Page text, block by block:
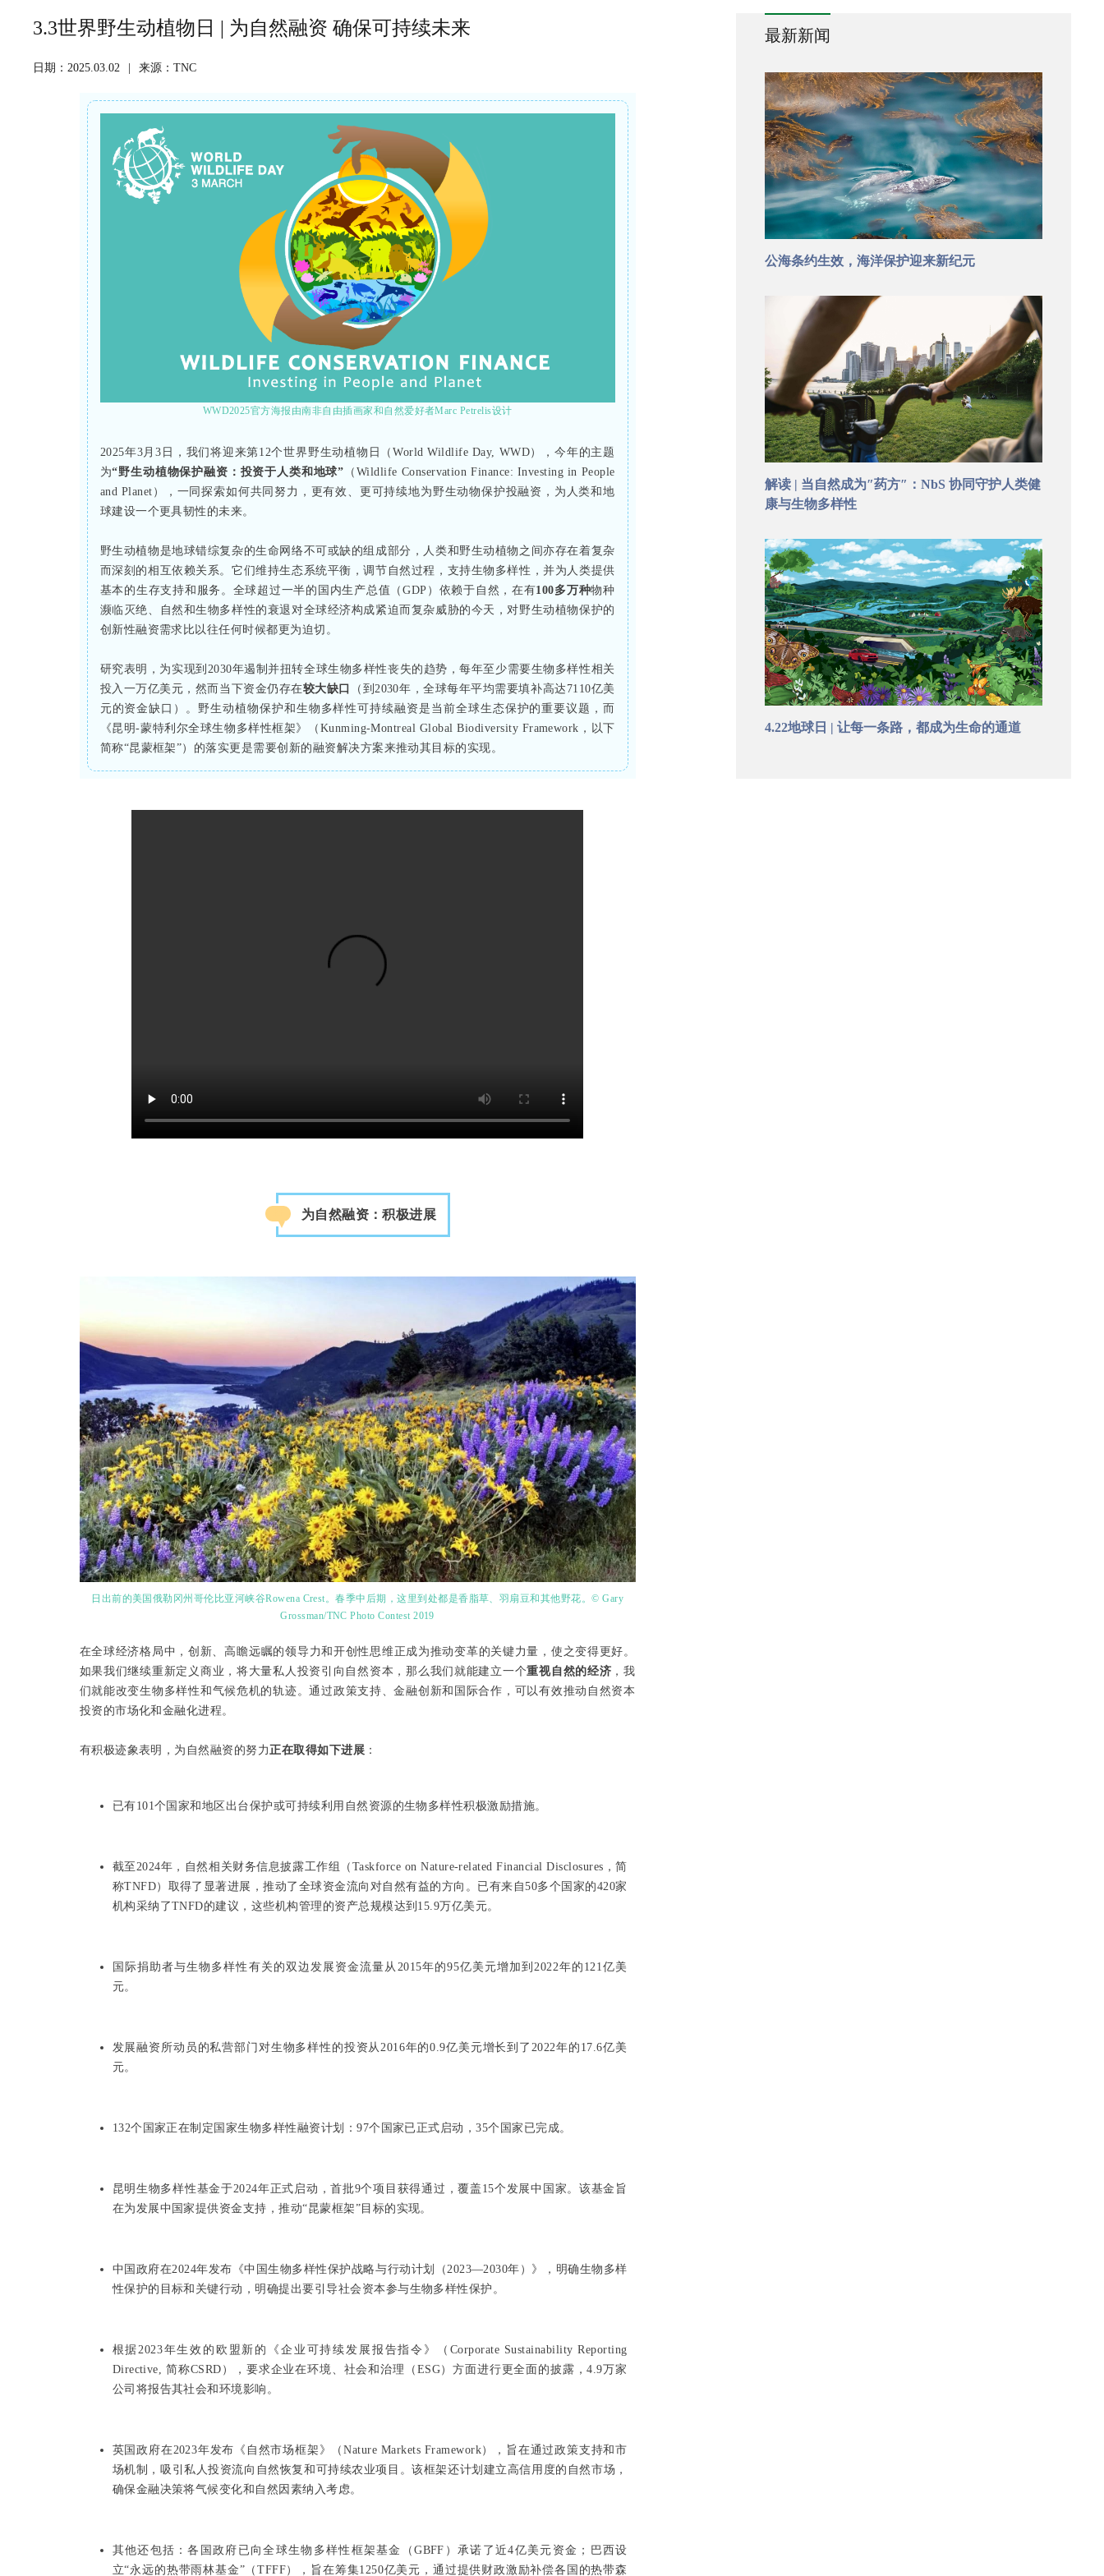
3.3世界野生动植物日 | 为自然融资 确保可持续未来
日期：2025.03.02 | 来源：TNC
WWD2025官方海报由南非自由插画家和自然爱好者Marc Petrelis设计
2025年3月3日，我们将迎来第12个世界野生动植物日（World Wildlife Day, WWD），今年的主题
为“野生动植物保护融资：投资于人类和地球” （Wildlife Conservation Finance: Investing in People
and Planet），一同探索如何共同努力，更有效、更可持续地为野生动物保护投融资，为人类和地
球建设一个更具韧性的未来。
野生动植物是地球错综复杂的生命网络不可或缺的组成部分，人类和野生动植物之间亦存在着复杂
而深刻的相互依赖关系。它们维持生态系统平衡，调节自然过程，支持生物多样性，并为人类提供
基本的生存支持和服务。全球超过一半的国内生产总值（GDP）依赖于自然，在有100多万种物种
濒临灭绝、自然和生物多样性的衰退对全球经济构成紧迫而复杂威胁的今天，对野生动植物保护的
创新性融资需求比以往任何时候都更为迫切。
研究表明，为实现到2030年遏制并扭转全球生物多样性丧失的趋势，每年至少需要生物多样性相关
投入一万亿美元，然而当下资金仍存在较大缺口
（到2030年，全球每年平均需要填补高达7110亿美
元的资金缺口）。野生动植物保护和生物多样性可持续融资是当前全球生态保护的重要议题，而
《昆明-蒙特利尔全球生物多样性框架》（Kunming-Montreal Global Biodiversity Framework，以下
简称“昆蒙框架”）的落实更是需要创新的融资解决方案来推动其目标的实现。
为自然融资：积极进展
日出前的美国俄勒冈州哥伦比亚河峡谷Rowena Crest。春季中后期，这里到处都是香脂草、羽扇豆和其他野花。© Gary
Grossman/TNC Photo Contest 2019
在全球经济格局中，创新、‌高瞻远瞩‌的领导力和开创性思维正成为推动变革的关键力量，使之变得更好。
如果我们继续重新定义商业，将大量私人投资引向自然资本，那么我们就能建立一个重视自然的经济 ，我
们就能改变生物多样性和气候危机的轨迹。通过政策支持、金融创新和国际合作，可以有效推动自然资本
投资的市场化和金融化进程。
有积极迹象表明，为自然融资的努力正在取得如下进展 ：
已有101个国家和地区出台保护或可持续利用自然资源的生物多样性积极激励措施。
截至2024年，自然相关财务信息披露工作组（Taskforce on Nature-related Financial Disclosures，简
称TNFD）取得了显著进展，推动了全球资金流向对自然有益的方向。已有来自50多个国家的420家
机构采纳了TNFD的建议，这些机构管理的资产总规模达到15.9万亿美元。
国际捐助者与生物多样性有关的双边发展资金流量从2015年的95亿美元增加到2022年的121亿美
元。
发展融资所动员的私营部门对生物多样性的投资从2016年的0.9亿美元增长到了2022年的17.6亿美
元。
132个国家正在制定国家生物多样性融资计划：97个国家已正式启动，35个国家已完成。
昆明生物多样性基金于2024年正式启动，首批9个项目获得通过，覆盖15个发展中国家。该基金旨
在为发展中国家提供资金支持，推动“昆蒙框架”目标的实现。
中国政府在2024年发布《中国生物多样性保护战略与行动计划（2023—2030年）》，明确生物多样
性保护的目标和关键行动，明确提出要引导社会资本参与生物多样性保护。
根据2023年生效的欧盟新的《企业可持续发展报告指令》（Corporate Sustainability Reporting
Directive, 简称CSRD），要求企业在环境、社会和治理（ESG）方面进行更全面的披露，4.9万家
公司将报告其社会和环境影响。
英国政府在2023年发布《自然市场框架》（Nature Markets Framework），旨在通过政策支持和市
场机制，吸引私人投资流向自然恢复和可持续农业项目。该框架还计划建立高信用度的自然市场，
确保金融决策将气候变化和自然因素纳入考虑。
其他还包括：各国政府已向全球生物多样性框架基金（GBFF）承诺了近4亿美元资金；巴西设
立“永远的热带雨林基金”（TFFF），旨在筹集1250亿美元，通过提供财政激励补偿各国的热带森
最新新闻
公海条约生效，海洋保护迎来新纪元
解读 | 当自然成为″药方″：NbS 协同守护人类健
康与生物多样性
4.22地球日 | 让每一条路，都成为生命的通道